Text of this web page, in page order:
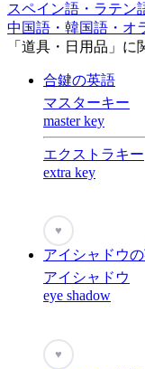
スペイン語・ラテン
中国語・韓国語・オ
「道具・日用品」に
合鍵の英語
マスターキー
master key
エクストラキー
extra key
♥
アイシャドウ
アイシャドウ
eye shadow
♥